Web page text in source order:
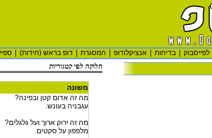
בדיחות אנציקלודופ המסגרת דופ בראש (חידות)
חלוקה לפי קטגוריות
משונה
מה זה אדום קטן ובפינה?
עגבניה בעונש.
מה זה ירוק ארוך ועל גלגלים?
מלפפון על סקטים.